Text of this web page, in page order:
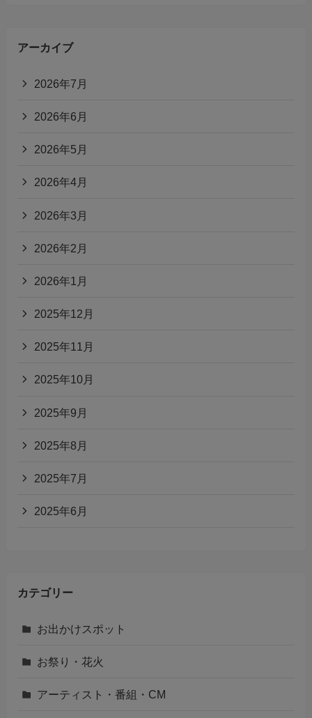
アーカイブ
2026年7月
2026年6月
2026年5月
2026年4月
2026年3月
2026年2月
2026年1月
2025年12月
2025年11月
2025年10月
2025年9月
2025年8月
2025年7月
2025年6月
カテゴリー
お出かけスポット
お祭り・花火
アーティスト・番組・CM